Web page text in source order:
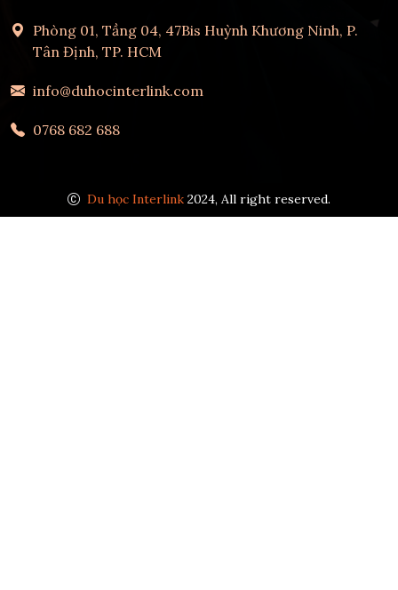
Phòng 01, Tầng 04, 47Bis Huỳnh Khương Ninh, P.
Tân Định, TP. HCM
info@duhocinterlink.com
0768 682 688
Du học Interlink 2024, All right reserved.